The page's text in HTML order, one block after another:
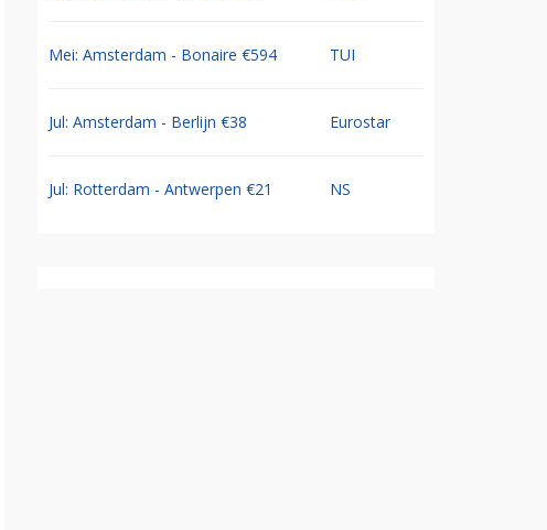
Mei: Amsterdam - Bonaire €594 TUI
Jul: Amsterdam - Berlijn €38 Eurostar
Jul: Rotterdam - Antwerpen €21 NS